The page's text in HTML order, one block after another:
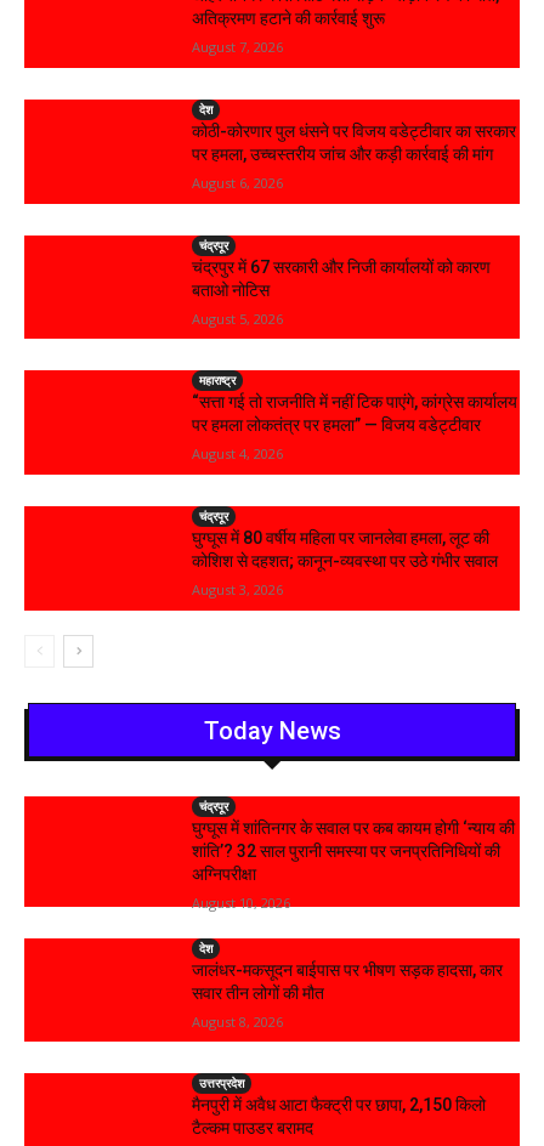
अतिक्रमण हटाने की कार्रवाई शुरू
August 7, 2026
देश
कोठी-कोरणार पुल धंसने पर विजय वडेट्टीवार का सरकार
पर हमला, उच्चस्तरीय जांच और कड़ी कार्रवाई की मांग
August 6, 2026
चंद्रपूर
चंद्रपुर में 67 सरकारी और निजी कार्यालयों को कारण
बताओ नोटिस
August 5, 2026
महाराष्ट्र
“सत्ता गई तो राजनीति में नहीं टिक पाएंगे, कांग्रेस कार्यालय
पर हमला लोकतंत्र पर हमला” — विजय वडेट्टीवार
August 4, 2026
चंद्रपूर
घुग्घूस में 80 वर्षीय महिला पर जानलेवा हमला, लूट की
कोशिश से दहशत; कानून-व्यवस्था पर उठे गंभीर सवाल
August 3, 2026
Today News
चंद्रपूर
घुग्घूस में शांतिनगर के सवाल पर कब कायम होगी ‘न्याय की
शांति’? 32 साल पुरानी समस्या पर जनप्रतिनिधियों की
अग्निपरीक्षा
August 10, 2026
देश
जालंधर-मकसूदन बाईपास पर भीषण सड़क हादसा, कार
सवार तीन लोगों की मौत
August 8, 2026
उत्तरप्रदेश
मैनपुरी में अवैध आटा फैक्ट्री पर छापा, 2,150 किलो
टैल्कम पाउडर बरामद